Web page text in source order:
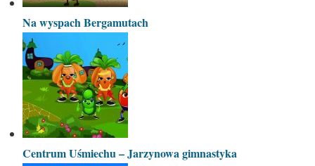
Na wyspach Bergamutach
Centrum Uśmiechu – Jarzynowa gimnastyka